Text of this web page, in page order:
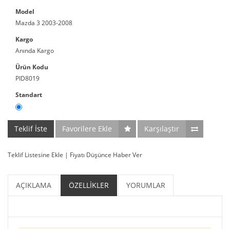
Model
Mazda 3 2003-2008
Kargo
Anında Kargo
Ürün Kodu
PID8019
Standart
Teklif İste Favorilere Ekle Karşılaştır
Teklif Listesine Ekle | Fiyatı Düşünce Haber Ver
AÇIKLAMA ÖZELLİKLER YORUMLAR